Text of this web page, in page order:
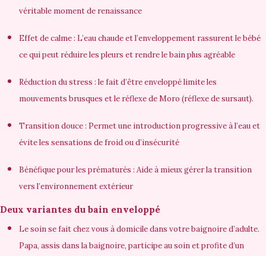
véritable moment de renaissance
Effet de calme : L’eau chaude et l’enveloppement rassurent le bébé
ce qui peut réduire les pleurs et rendre le bain plus agréable
Réduction du stress : le fait d’être enveloppé limite les
mouvements brusques et le réflexe de Moro (réflexe de sursaut).
Transition douce : Permet une introduction progressive à l’eau et
évite les sensations de froid ou d’insécurité
Bénéfique pour les prématurés : Aide à mieux gérer la transition
vers l’environnement extérieur
Deux variantes du bain enveloppé
Le soin se fait chez vous à domicile dans votre baignoire d’adulte.
Papa, assis dans la baignoire, participe au soin et profite d’un